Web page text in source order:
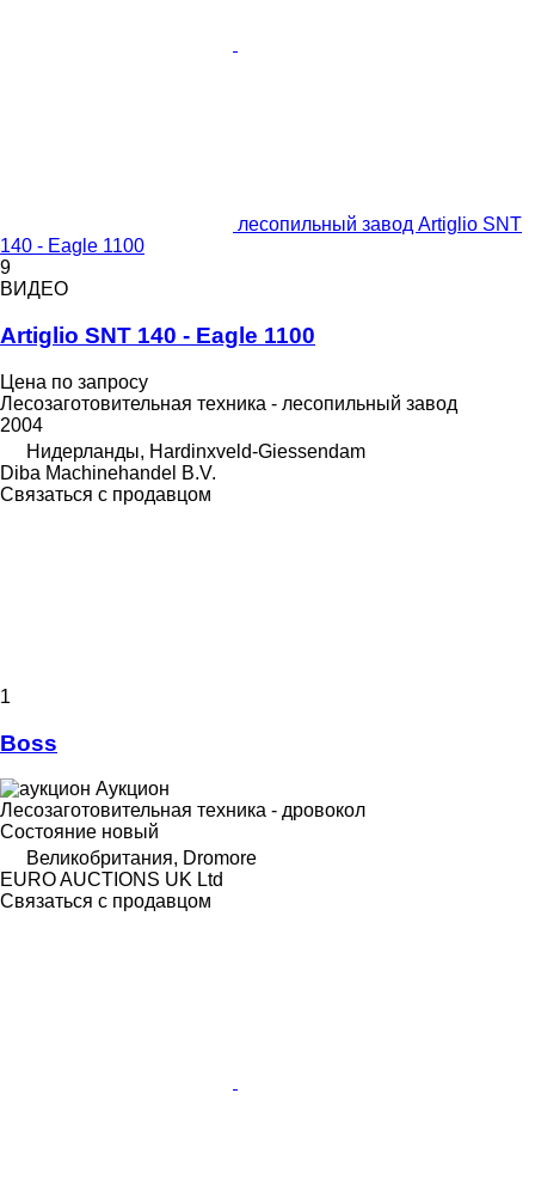
лесопильный завод Artiglio SNT
140 - Eagle 1100
9
ВИДЕО
Artiglio SNT 140 - Eagle 1100
Цена по запросу
Лесозаготовительная техника - лесопильный завод
2004
Нидерланды, Hardinxveld-Giessendam
Diba Machinehandel B.V.
Связаться с продавцом
1
Boss
Аукцион
Лесозаготовительная техника - дровокол
Состояние новый
Великобритания, Dromore
EURO AUCTIONS UK Ltd
Связаться с продавцом